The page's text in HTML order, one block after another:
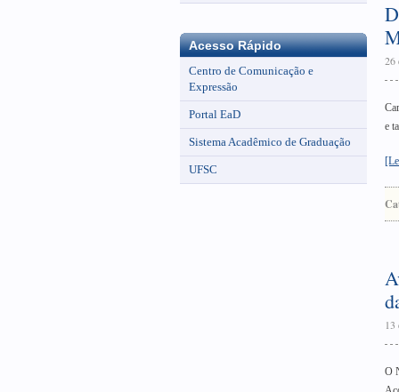
Acesso Rápido
Centro de Comunicação e
Expressão
Portal EaD
Sistema Acadêmico de Graduação
UFSC
26
e
13
O